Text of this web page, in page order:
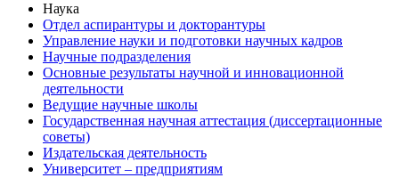
Наука
Отдел аспирантуры и докторантуры
Управление науки и подготовки научных кадров
Научные подразделения
Основные результаты научной и инновационной
деятельности
Ведущие научные школы
Государственная научная аттестация (диссертационные
советы)
Издательская деятельность
Университет – предприятиям